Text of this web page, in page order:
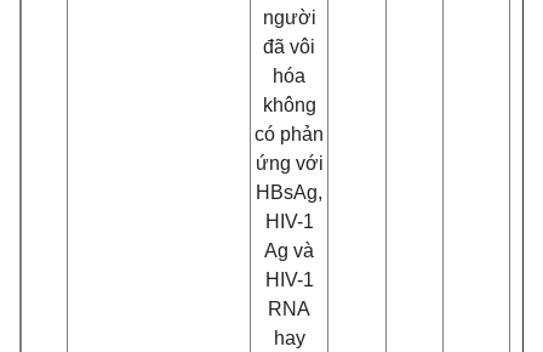
người
đã vôi
hóa
không
có phản
ứng với
HBsAg,
HIV-1
Ag và
HIV-1
RNA
hay